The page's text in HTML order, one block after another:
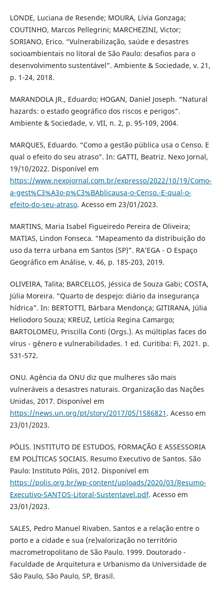
LONDE, Luciana de Resende; MOURA, Lívia Gonzaga;
COUTINHO, Marcos Pellegrini; MARCHEZINI, Victor;
SORIANO, Erico. “Vulnerabilização, saúde e desastres
socioambientais no litoral de São Paulo: desafios para o
desenvolvimento sustentável”. Ambiente & Sociedade, v. 21,
p. 1-24, 2018.
MARANDOLA JR., Eduardo; HOGAN, Daniel Joseph. “Natural
hazards: o estado geográfico dos riscos e perigos”.
Ambiente & Sociedade, v. VII, n. 2, p. 95-109, 2004.
MARQUES, Eduardo. “Como a gestão pública usa o Censo. E
qual o efeito do seu atraso”. In: GATTI, Beatriz. Nexo Jornal,
19/10/2022. Disponível em
https://www.nexojornal.com.br/expresso/2022/10/19/Como-
a-gest%C3%A3o-p%C3%BAblicausa-o-Censo.-E-qual-o-
efeito-do-seu-atraso. Acesso em 23/01/2023.
MARTINS, Maria Isabel Figueiredo Pereira de Oliveira;
MATIAS, Lindon Fonseca. “Mapeamento da distribuição do
uso da terra urbana em Santos (SP)”. RA’EGA - O Espaço
Geográfico em Análise, v. 46, p. 185-203, 2019.
OLIVEIRA, Talita; BARCELLOS, Jéssica de Souza Gabi; COSTA,
Júlia Moreira. “Quarto de despejo: diário da insegurança
hídrica”. In: BERTOTTI, Bárbara Mendonça; GITIRANA, Júlia
Heliodoro Souza; KREUZ, Letícia Regina Camargo;
BARTOLOMEU, Priscilla Conti (Orgs.). As múltiplas faces do
vírus - gênero e vulnerabilidades. 1 ed. Curitiba: Fi, 2021. p.
531-572.
ONU. Agência da ONU diz que mulheres são mais
vulneráveis a desastres naturais. Organização das Nações
Unidas, 2017. Disponível em
https://news.un.org/pt/story/2017/05/1586821 . Acesso em
23/01/2023.
PÓLIS. INSTITUTO DE ESTUDOS, FORMAÇÃO E ASSESSORIA
EM POLÍTICAS SOCIAIS. Resumo Executivo de Santos. São
Paulo: Instituto Pólis, 2012. Disponível em
https://polis.org.br/wp-content/uploads/2020/03/Resumo-
Executivo-SANTOS-Litoral-Sustentavel.pdf. Acesso em
23/01/2023.
SALES, Pedro Manuel Rivaben. Santos e a relação entre o
porto e a cidade e sua (re)valorização no território
macrometropolitano de São Paulo. 1999. Doutorado -
Faculdade de Arquitetura e Urbanismo da Universidade de
São Paulo, São Paulo, SP, Brasil.